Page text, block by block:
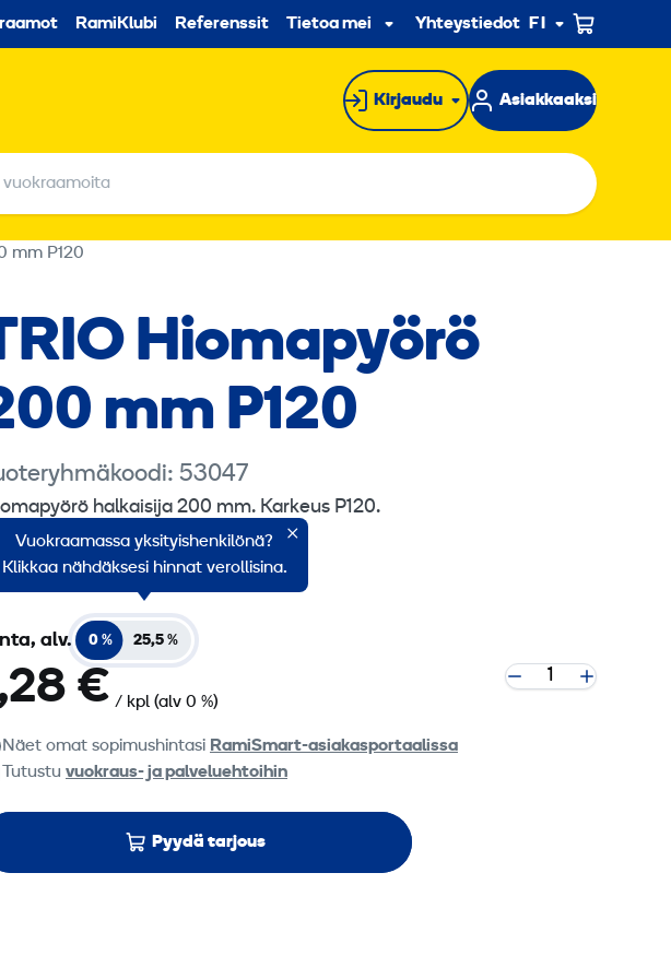
RamiKlubi Referenssit Tietoa meistäAlavalikko
Yhteystiedot FI
Kirjaudu Asiakkaaksi
mm P120
Hioma­pyörö
mm P120
53047
halkaisija 200 mm. Karkeus P120.
1 kpl.
Vuokraamassa yksityishenkilönä?
Klikkaa nähdäksesi hinnat verollisina.
alv. 0 % 25,5 %
€ / kpl (alv 0 %)
Näet omat sopimushintasi RamiSmart-asiakasportaalissa
Tutustu vuokraus- ja palveluehtoihin
Pyydä tarjous